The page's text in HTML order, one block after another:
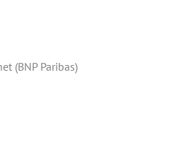
(BNP Paribas)